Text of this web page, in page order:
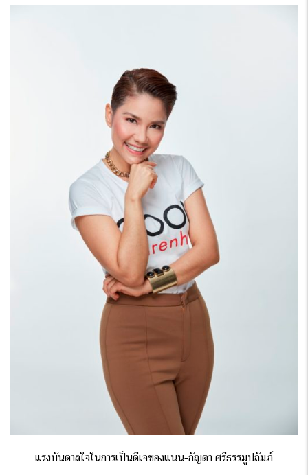
แรงบันดาลใจในการเป็นดีเจของแนน-กัญดา ศรีธรรมูปถัมภ์